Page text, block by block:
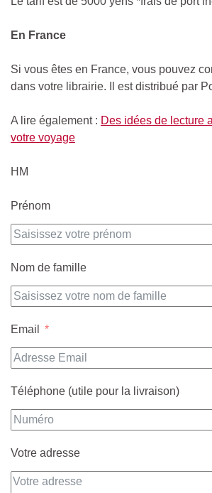
En France
Si vous êtes en France, vous pouvez
dans votre librairie. Il est distribué par
A lire également : Des idées de lecture
votre voyage
HM
Prénom
Nom de famille
Email
Téléphone (utile pour la livraison)
Votre adresse